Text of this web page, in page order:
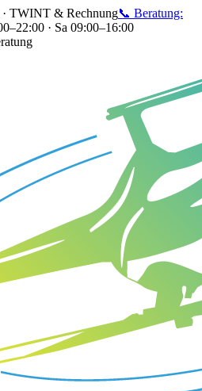
TWINT & Rechnung📞 Beratung:
· Sa 09:00–16:00